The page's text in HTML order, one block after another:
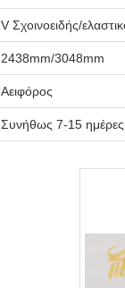
V Σχοινοειδής/
2438mm/3048mm
Αειφόρος
Συνήθως 7-15 ημέρες